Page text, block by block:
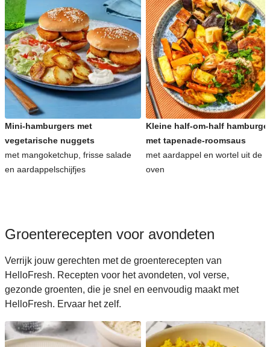
Makkelijke recepten voor avondeten
Snelle recepten voor avondeten
Kinderrecepten voor avondeten
Mini-hamburgers met
vegetarische nuggets
met mangoketchup, frisse salade
en aardappelschijfjes
Kleine half-om-half
met tapenade-roomsaus
met aardappel en wortel uit de
oven
Groenterecepten voor avondeten
Verrijk jouw gerechten met de groenterecepten van
HelloFresh. Recepten voor het avondeten, vol verse,
gezonde groenten, die je snel en eenvoudig maakt met
HelloFresh. Ervaar het zelf.